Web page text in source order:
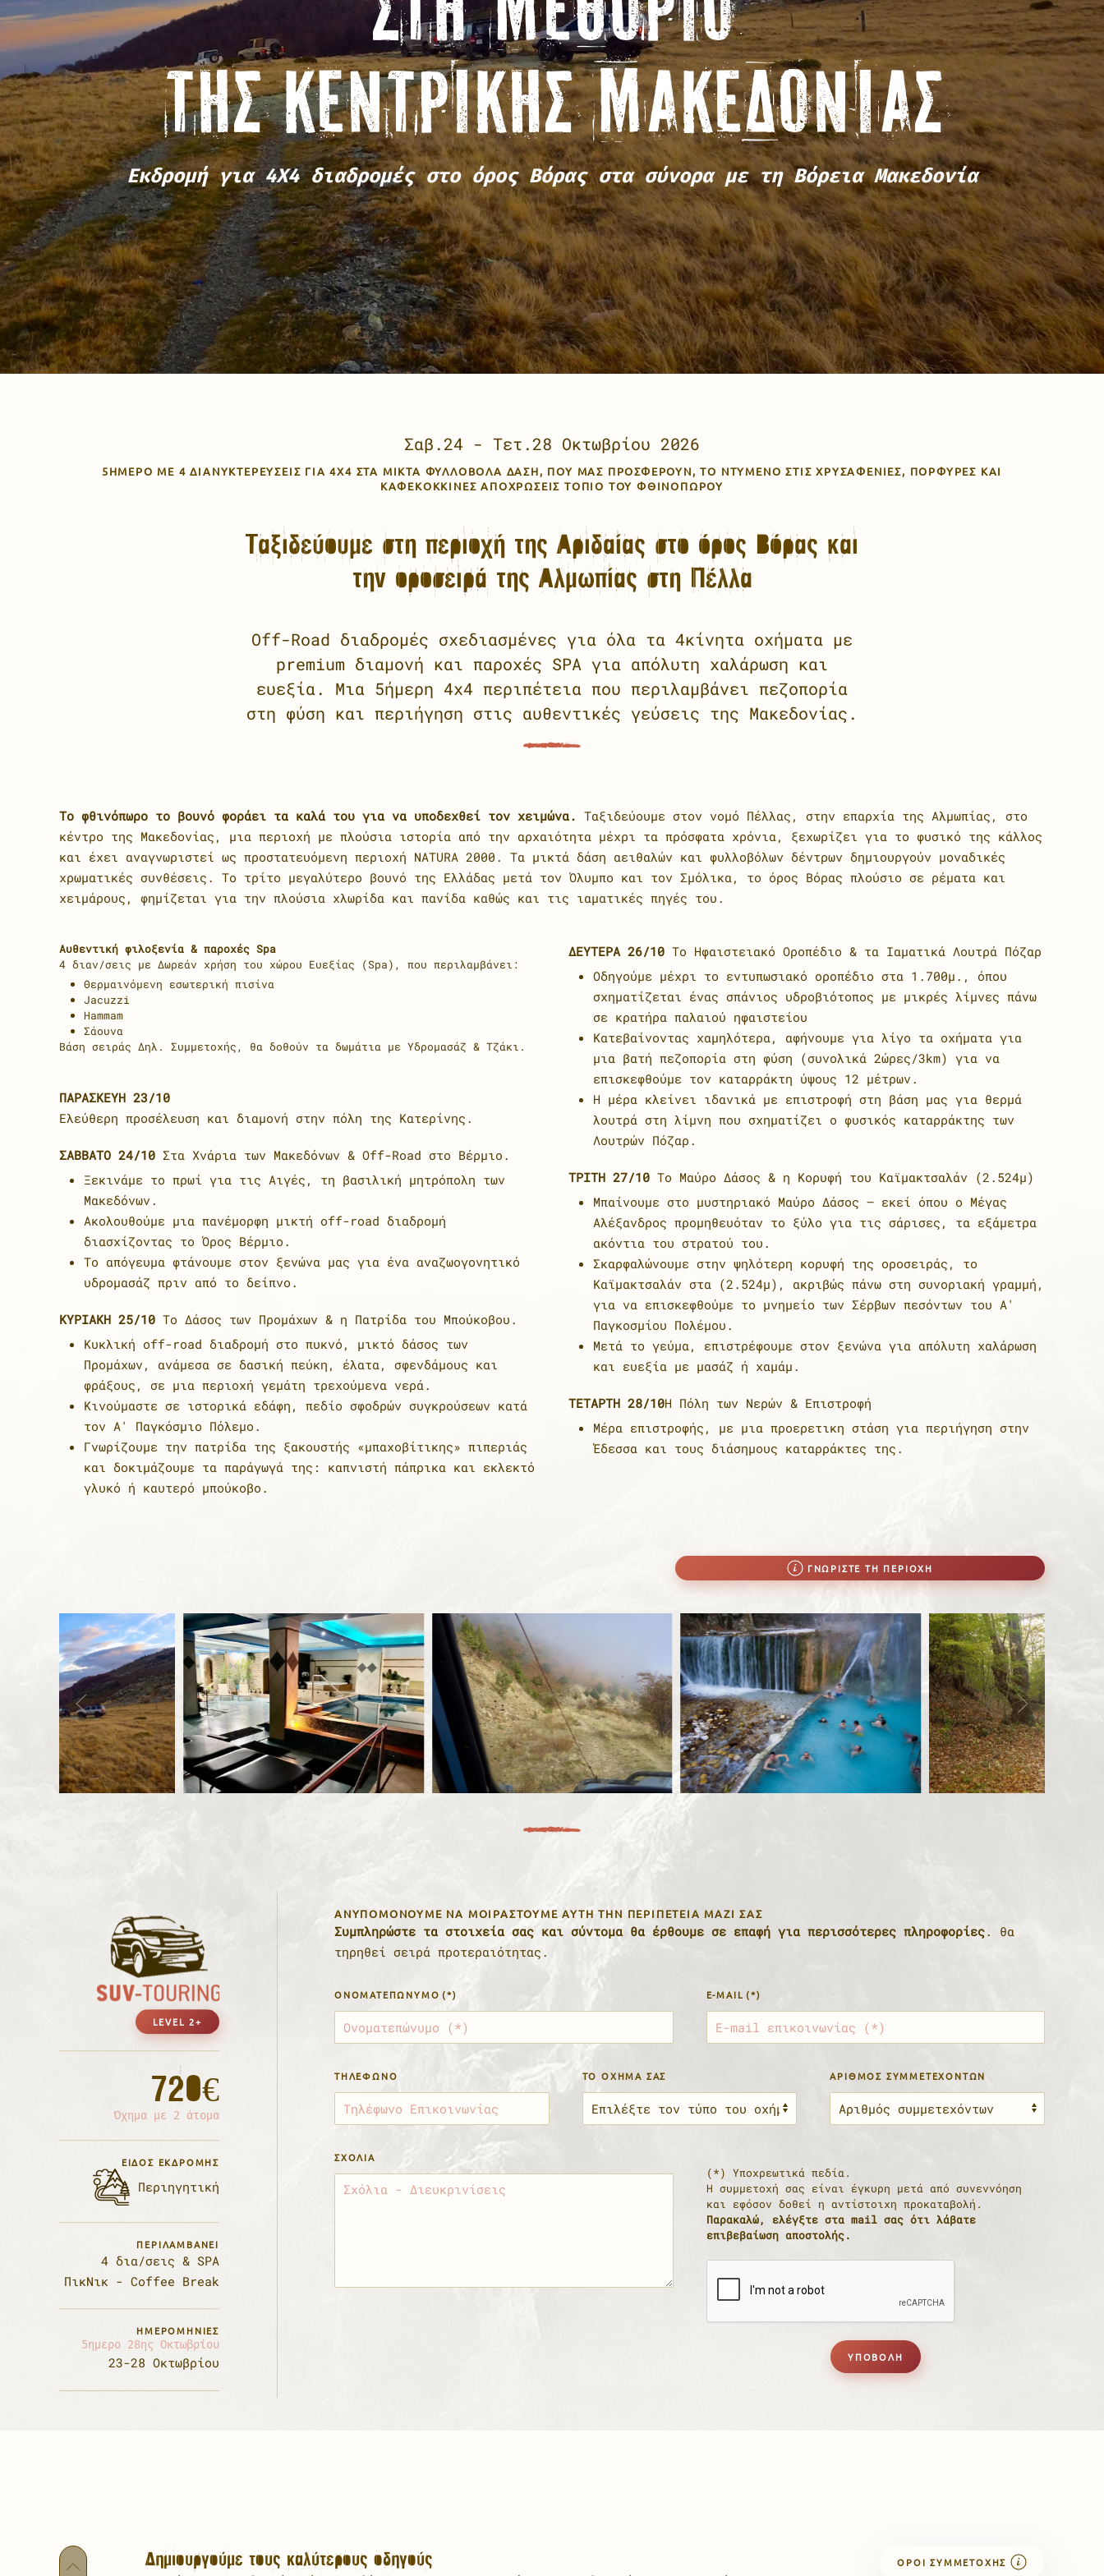
ΤΗΣ ΚΕΝΤΡΙΚΉΣ ΜΑΚΕΔΟΝΊΑΣ
Εκδρομή για 4Χ4 διαδρομές στο όρος Βόρας στα σύνορα με τη Βόρεια Μακεδονία
Σαβ.24 - Τετ.28 Οκτωβρίου 2026
5ΉΜΕΡΟ ΜΕ 4 ΔΙΑΝΥΚΤΕΡΕΎΣΕΙΣ ΓΙΑ 4X4 ΣΤΑ ΜΙΚΤΆ ΦΥΛΛΟΒΌΛΑ ΔΆΣΗ, ΠΟΥ ΜΑΣ ΠΡΟΣΦΈΡΟΥΝ, ΤΟ ΝΤΥΜΈΝΟ ΣΤΙΣ ΧΡΥΣΑΦΈΝΙΕΣ, ΠΟΡΦΥΡΈΣ ΚΑΙ
ΚΑΦΕΚΌΚΚΙΝΕΣ ΑΠΟΧΡΏΣΕΙΣ ΤΟΠΊΟ ΤΟΥ ΦΘΙΝΟΠΏΡΟΥ
Ταξιδεύουμε στη περιοχή της Αριδαίας στο όρος Βόρας και
την οροσειρά της Αλμωπίας στη Πέλλα
Off-Road διαδρομές σχεδιασμένες για όλα τα 4κίνητα οχήματα με
premium διαμονή και παροχές SPA για απόλυτη χαλάρωση και
ευεξία. Μια 5ήμερη 4x4 περιπέτεια που περιλαμβάνει πεζοπορία
στη φύση και περιήγηση στις αυθεντικές γεύσεις της Μακεδονίας.
Το φθινόπωρο το βουνό φοράει τα καλά του για να υποδεχθεί τον χειμώνα. Ταξιδεύουμε στον νομό Πέλλας, στην επαρχία της Αλμωπίας, στο
κέντρο της Μακεδονίας, μια περιοχή με πλούσια ιστορία από την αρχαιότητα μέχρι τα πρόσφατα χρόνια, ξεχωρίζει για το φυσικό της κάλλος
και έχει αναγνωριστεί ως προστατευόμενη περιοχή NATURA 2000. Τα μικτά δάση αειθαλών και φυλλοβόλων δέντρων δημιουργούν μοναδικές
χρωματικές συνθέσεις. Το τρίτο μεγαλύτερο βουνό της Ελλάδας μετά τον Όλυμπο και τον Σμόλικα, το όρος Βόρας πλούσιο σε ρέματα και
χειμάρους, φημίζεται για την πλούσια χλωρίδα και πανίδα καθώς και τις ιαματικές πηγές του.
Αυθεντική φιλοξενία & παροχές Spa
4 διαν/σεις με Δωρεάν χρήση του χώρου Ευεξίας (Spa), που περιλαμβάνει:
Θερμαινόμενη εσωτερική πισίνα
Jacuzzi
Hammam
Σάουνα
Βάση σειράς Δηλ. Συμμετοχής, θα δοθούν τα δωμάτια με Υδρομασάζ & Τζάκι.
ΠΑΡΑΣΚΕΥΗ 23/10
Ελεύθερη προσέλευση και διαμονή στην πόλη της Κατερίνης.
ΣΑΒΒΑΤΟ 24/10 Στα Χνάρια των Μακεδόνων & Off-Road στο Βέρμιο.
Ξεκινάμε το πρωί για τις Αιγές, τη βασιλική μητρόπολη των
Μακεδόνων.
Ακολουθούμε μια πανέμορφη μικτή off-road διαδρομή
διασχίζοντας το Όρος Βέρμιο.
Το απόγευμα φτάνουμε στον ξενώνα μας για ένα αναζωογονητικό
υδρομασάζ πριν από το δείπνο.
ΚΥΡΙΑΚΗ 25/10 Το Δάσος των Προμάχων & η Πατρίδα του Μπούκοβου.
Κυκλική off-road διαδρομή στο πυκνό, μικτό δάσος των
Προμάχων, ανάμεσα σε δασική πεύκη, έλατα, σφενδάμους και
φράξους, σε μια περιοχή γεμάτη τρεχούμενα νερά.
Κινούμαστε σε ιστορικά εδάφη, πεδίο σφοδρών συγκρούσεων κατά
τον Α' Παγκόσμιο Πόλεμο.
Γνωρίζουμε την πατρίδα της ξακουστής «μπαχοβίτικης» πιπεριάς
και δοκιμάζουμε τα παράγωγά της: καπνιστή πάπρικα και εκλεκτό
γλυκό ή καυτερό μπούκοβο.
ΔΕΥΤΕΡΑ 26/10 Το Ηφαιστειακό Οροπέδιο & τα Ιαματικά Λουτρά Πόζαρ
Οδηγούμε μέχρι το εντυπωσιακό οροπέδιο στα 1.700μ., όπου
σχηματίζεται ένας σπάνιος υδροβιότοπος με μικρές λίμνες πάνω
σε κρατήρα παλαιού ηφαιστείου
Κατεβαίνοντας χαμηλότερα, αφήνουμε για λίγο τα οχήματα για
μια βατή πεζοπορία στη φύση (συνολικά 2ώρες/3km) για να
επισκεφθούμε τον καταρράκτη ύψους 12 μέτρων.
Η μέρα κλείνει ιδανικά με επιστροφή στη βάση μας για θερμά
λουτρά στη λίμνη που σχηματίζει ο φυσικός καταρράκτης των
Λουτρών Πόζαρ.
ΤΡΙΤΗ 27/10 Το Μαύρο Δάσος & η Κορυφή του Καϊμακτσαλάν (2.524μ)
Μπαίνουμε στο μυστηριακό Μαύρο Δάσος – εκεί όπου ο Μέγας
Αλέξανδρος προμηθευόταν το ξύλο για τις σάρισες, τα εξάμετρα
ακόντια του στρατού του.
Σκαρφαλώνουμε στην ψηλότερη κορυφή της οροσειράς, το
Καϊμακτσαλάν στα (2.524μ), ακριβώς πάνω στη συνοριακή γραμμή,
για να επισκεφθούμε το μνημείο των Σέρβων πεσόντων του Α'
Παγκοσμίου Πολέμου.
Μετά το γεύμα, επιστρέφουμε στον ξενώνα για απόλυτη χαλάρωση
και ευεξία με μασάζ ή χαμάμ.
ΤΕΤΑΡΤΗ 28/10Η Πόλη των Νερών & Επιστροφή
Μέρα επιστροφής, με μια προερετικη στάση για περιήγηση στην
Έδεσσα και τους διάσημους καταρράκτες της.
ΓΝΩΡΊΣΤΕ ΤΗ ΠΕΡΙΟΧΉ
ΑΝΥΠΟΜΟΝΟΎΜΕ ΝΑ ΜΟΙΡΑΣΤΟΎΜΕ ΑΥΤΉ ΤΗΝ ΠΕΡΙΠΈΤΕΙΑ ΜΑΖΊ ΣΑΣ
Συμπληρώστε τα στοιχεία σας και σύντομα θα έρθουμε σε επαφή για περισσότερες πληροφορίες. θα
τηρηθεί σειρά προτεραιότητας.
OΝΟΜΑΤΕΠΏΝΥΜΟ (*) E-MAIL (*)
ΤΗΛΈΦΩΝΟ TO ΌΧΗΜΑ ΣΑΣ ΑΡΙΘΜΌΣ ΣΥΜΜΕΤΕΧΌΝΤΩΝ
ΣΧΌΛΙΑ
(*) Υποχρεωτικά πεδία.
Η συμμετοχή σας είναι έγκυρη μετά από συνεννόηση
και εφόσον δοθεί η αντίστοιχη προκαταβολή.
Παρακαλώ, ελέγξτε στα mail σας ότι λάβατε
επιβεβαίωση αποστολής.
ΥΠΟΒΟΛΉ
LEVEL 2+
720€
Όχημα με 2 άτομα
ΕΊΔΟΣ ΕΚΔΡΟΜΉΣ
Περιηγητική
ΠΕΡΙΛΑΜΒΑΝΕΙ
4 δια/σεις & SPA
ΠικΝικ - Coffee Break
ΗΜΕΡΟΜΗΝΊΕΣ
5ημερο 28ης Οκτωβρίου
23-28 Οκτωβρίου
Δημιουργούμε τους καλύτερους οδηγούς ΟΡΟΊ ΣΥΜΜΕΤΟΧΉΣ